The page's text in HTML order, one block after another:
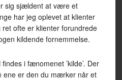
sig sjældent at være et
har jeg oplevet at klienter
ofte er klienter forundrede
kildende fornemmelse.
i fænomenet ’kilde’. Der
ene er den du mærker når et